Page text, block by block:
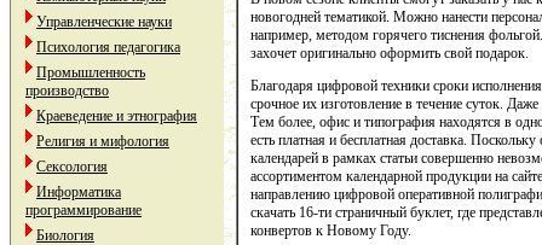
Управленческие науки
Психология педагогика
Промышленность
производство
Краеведение и этнография
Религия и мифология
Сексология
Информатика
программирование
Биология
новогодней тематикой. Можно нанести
например, методом горячего тиснения
захочет оригинально оформить свой подарок.
Благодаря цифровой техники сроки
срочное их изготовление в течение суток. Даже
Тем более, офис и типография находятся в
есть платная и бесплатная доставка.
календарей в рамках статьи совершенно
ассортиментом календарной продукции на
направлению цифровой оперативной
скачать 16-ти страничный буклет, где
конвертов к Новому Году.